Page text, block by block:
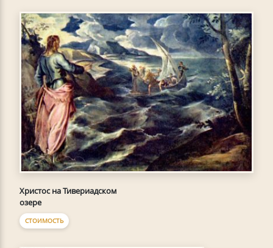
Христос на Тивериадском
озере
СТОИМОСТЬ